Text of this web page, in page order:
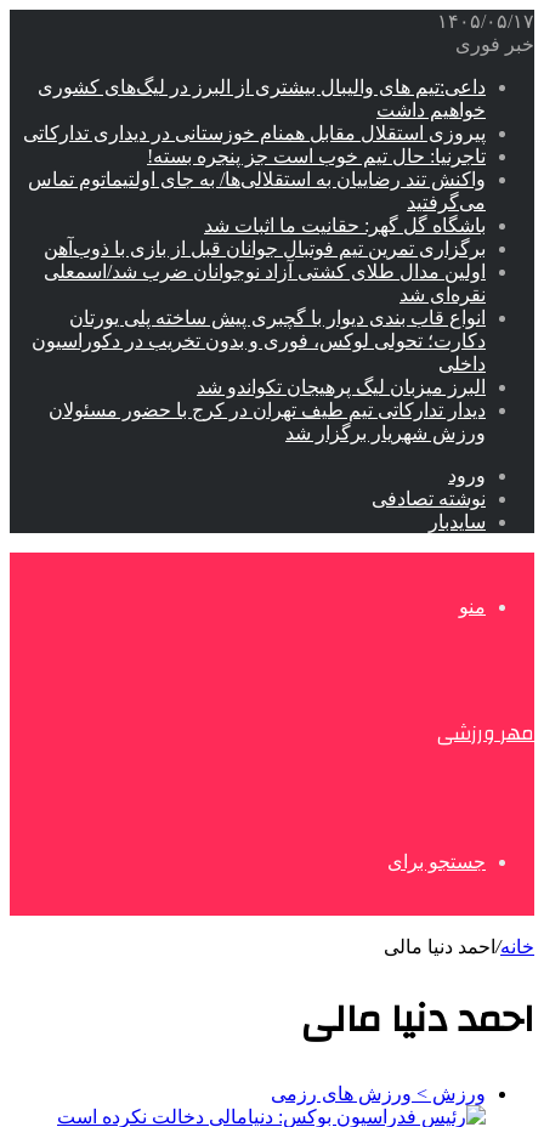
۱۴۰۵/۰۵/۱۷
خبر فوری
داعی:تیم های والیبال بیشتری از البرز در لیگ‌های کشوری
خواهیم داشت
پیروزی استقلال مقابل همنام خوزستانی در دیداری تدارکاتی
تاجرنیا: حال تیم خوب است جز پنجره بسته!
واکنش تند رضاییان به استقلالی‌ها/ به جای اولتیماتوم تماس
می‌گرفتید
باشگاه گل گهر: حقانیت ما اثبات شد
برگزاری تمرین تیم فوتبال جوانان قبل از بازی با ذوب‌آهن
اولین مدال طلای کشتی آزاد نوجوانان ضرب شد/اسمعلی
نقره‌ای شد
انواع قاب بندی دیوار با گچبری پیش ساخته پلی یورتان
دکارت؛ تحولی لوکس، فوری و بدون تخریب در دکوراسیون
داخلی
البرز میزبان لیگ پرهیجان تکواندو شد
دیدار تدارکاتی تیم طیف تهران در کرج با حضور مسئولان
ورزش شهریار برگزار شد
ورود
نوشته تصادفی
سایدبار
منو
مهر ورزشی
جستجو برای
خانه/ احمد دنیا مالی
احمد دنیا مالی
ورزش > ورزش های رزمی